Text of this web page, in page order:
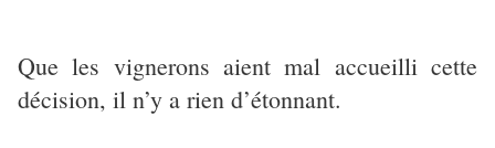
Que les vignerons aient mal accueilli cette
décision, il n’y a rien d’étonnant.